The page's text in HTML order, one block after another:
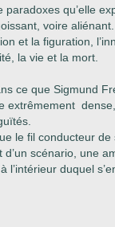
qu’elle
voire
et la figuration,
la vie et la mort.
ce que Sigmund
extrêmement dense,
le fil conducteur de
d’un scénario, une
l’intérieur duquel